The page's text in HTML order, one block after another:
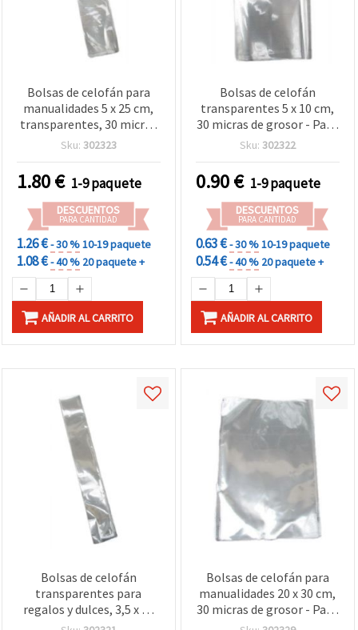
Bolsas de celofán para
manualidades 5 x 25 cm,
transparentes, 30 micras
de grosor - Pack de 200
Sku: 302323
1.80€ 1-9 paquete
DESCUENTOS
PARA CANTIDAD
1.26 €- 30 %10-19 paquete
1.08 €- 40 % 20 paquete +
AÑADIR AL CARRITO
Bolsas de celofán
transparentes 5 x 10 cm,
30 micras de grosor - Pack
de 200 unidades
Sku: 302322
0.90€ 1-9 paquete
DESCUENTOS
PARA CANTIDAD
0.63 €- 30 %10-19 paquete
0.54 €- 40 % 20 paquete +
AÑADIR AL CARRITO
Bolsas de celofán
transparentes para
regalos y dulces, 3,5 x 25
cm, 30 micras, pack de 200
Bolsas de celofán para
manualidades 20 x 30 cm,
30 micras de grosor - Pack
de 200 unidades